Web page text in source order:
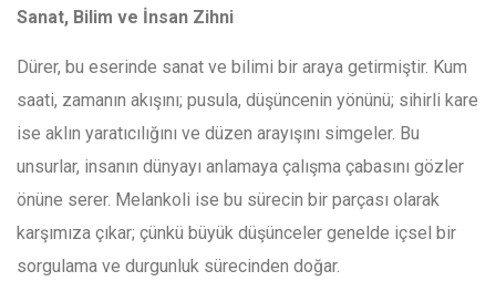
Sanat, Bilim ve İnsan Zihni
Dürer, bu eserinde sanat ve bilimi bir araya getirmiştir. Kum
saati, zamanın akışını; pusula, düşüncenin yönünü; sihirli kare
ise aklın yaratıcılığını ve düzen arayışını simgeler. Bu
unsurlar, insanın dünyayı anlamaya çalışma çabasını gözler
önüne serer. Melankoli ise bu sürecin bir parçası olarak
karşımıza çıkar; çünkü büyük düşünceler genelde içsel bir
sorgulama ve durgunluk sürecinden doğar.